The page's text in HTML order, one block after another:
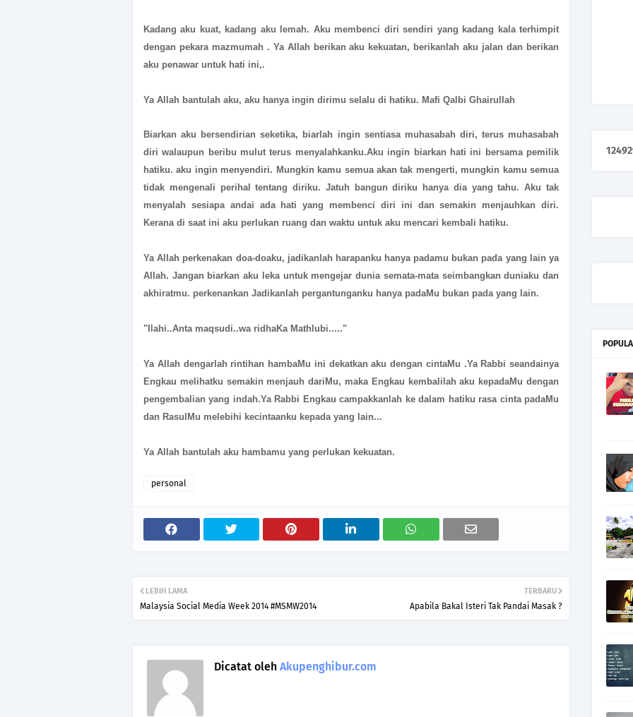
Kadang aku kuat, kadang aku lemah. Aku membenci diri sendiri yang kadang kala terhimpit
dengan pekara mazmumah . Ya Allah berikan aku kekuatan, berikanlah aku jalan dan berikan
aku penawar untuk hati ini,.
Ya Allah bantulah aku, aku hanya ingin dirimu selalu di hatiku. Mafi Qalbi Ghairullah
Biarkan aku bersendirian seketika, biarlah ingin sentiasa muhasabah diri, terus muhasabah
diri walaupun beribu mulut terus menyalahkanku.Aku ingin biarkan hati ini bersama pemilik
hatiku. aku ingin menyendiri. Mungkin kamu semua akan tak mengerti, mungkin kamu semua
tidak mengenali perihal tentang diriku. Jatuh bangun diriku hanya dia yang tahu. Aku tak
menyalah sesiapa andai ada hati yang membenci diri ini dan semakin menjauhkan diri.
Kerana di saat ini aku perlukan ruang dan waktu untuk aku mencari kembali hatiku.
Ya Allah perkenakan doa-doaku, jadikanlah harapanku hanya padamu bukan pada yang lain ya
Allah. Jangan biarkan aku leka untuk mengejar dunia semata-mata seimbangkan duniaku dan
akhiratmu. perkenankan Jadikanlah pergantunganku hanya padaMu bukan pada yang lain.
"Ilahi..Anta maqsudi..wa ridhaKa Mathlubi....."
Ya Allah dengarlah rintihan hambaMu ini dekatkan aku dengan cintaMu .Ya Rabbi seandainya
Engkau melihatku semakin menjauh dariMu, maka Engkau kembalilah aku kepadaMu dengan
pengembalian yang indah.Ya Rabbi Engkau campakkanlah ke dalam hatiku rasa cinta padaMu
dan RasulMu melebihi kecintaanku kepada yang lain...
Ya Allah bantulah aku hambamu yang perlukan kekuatan.
personal
TERBARU
Apabila Bakal Isteri Tak Pandai Masak ?
LEBIH LAMA
Malaysia Social Media Week 2014 #MSMW2014
Dicatat oleh Akupenghibur.com
12492